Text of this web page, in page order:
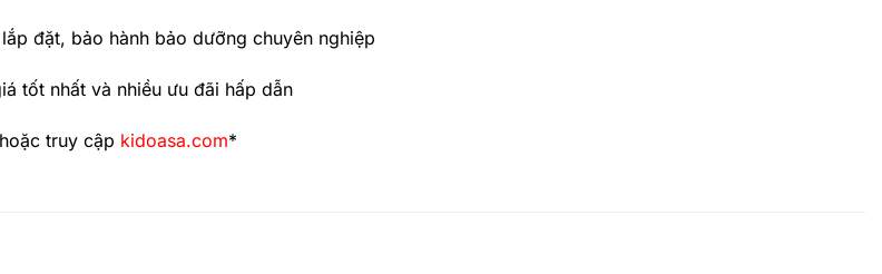
đặt, bảo hành bảo dưỡng chuyên nghiệp
tốt nhất và nhiều ưu đãi hấp dẫn
truy cập kidoasa.com*